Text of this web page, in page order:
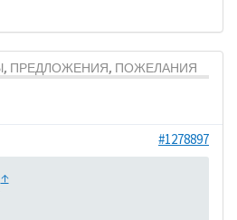
ПРЕДЛОЖЕНИЯ, ПОЖЕЛАНИЯ
#1278897
↑